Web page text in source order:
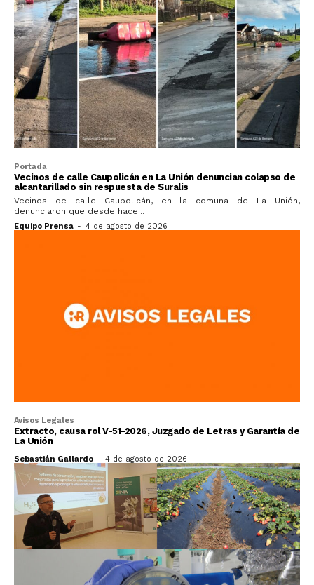
Portada
Vecinos de calle Caupolicán en La Unión denuncian colapso de
alcantarillado sin respuesta de Suralis
Vecinos de calle Caupolicán, en la comuna de La Unión,
denunciaron que desde hace...
Equipo Prensa - 4 de agosto de 2026
Avisos Legales
Extracto, causa rol V-51-2026, Juzgado de Letras y Garantía de
La Unión
Sebastián Gallardo - 4 de agosto de 2026